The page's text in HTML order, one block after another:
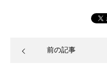
前の記事